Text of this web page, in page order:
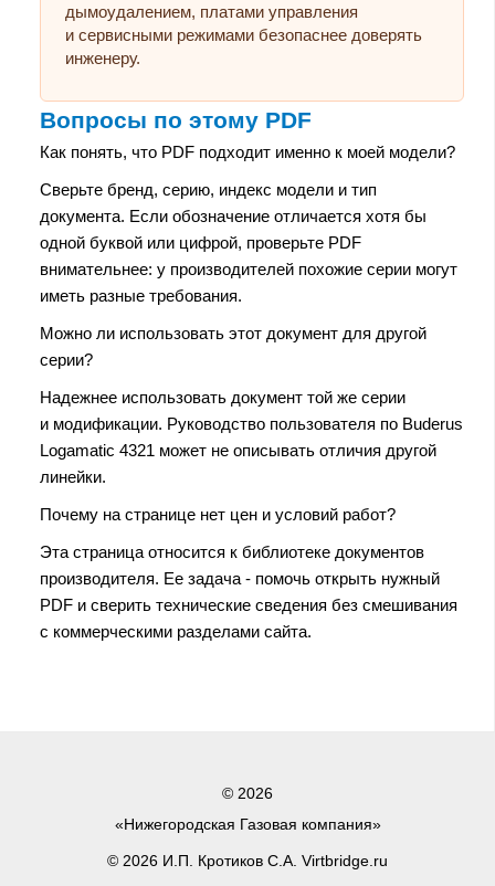
дымоудалением, платами управления
и сервисными режимами безопаснее доверять
инженеру.
Вопросы по этому PDF
Как понять, что PDF подходит именно к моей модели?
Сверьте бренд, серию, индекс модели и тип
документа. Если обозначение отличается хотя бы
одной буквой или цифрой, проверьте PDF
внимательнее: у производителей похожие серии могут
иметь разные требования.
Можно ли использовать этот документ для другой
серии?
Надежнее использовать документ той же серии
и модификации. Руководство пользователя по Buderus
Logamatic 4321 может не описывать отличия другой
линейки.
Почему на странице нет цен и условий работ?
Эта страница относится к библиотеке документов
производителя. Ее задача - помочь открыть нужный
PDF и сверить технические сведения без смешивания
с коммерческими разделами сайта.
© 2026
«Нижегородская Газовая компания»
© 2026 И.П. Кротиков С.А. Virtbridge.ru